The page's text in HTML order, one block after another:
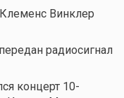
Винклер
радиосигнал
концерт 10-